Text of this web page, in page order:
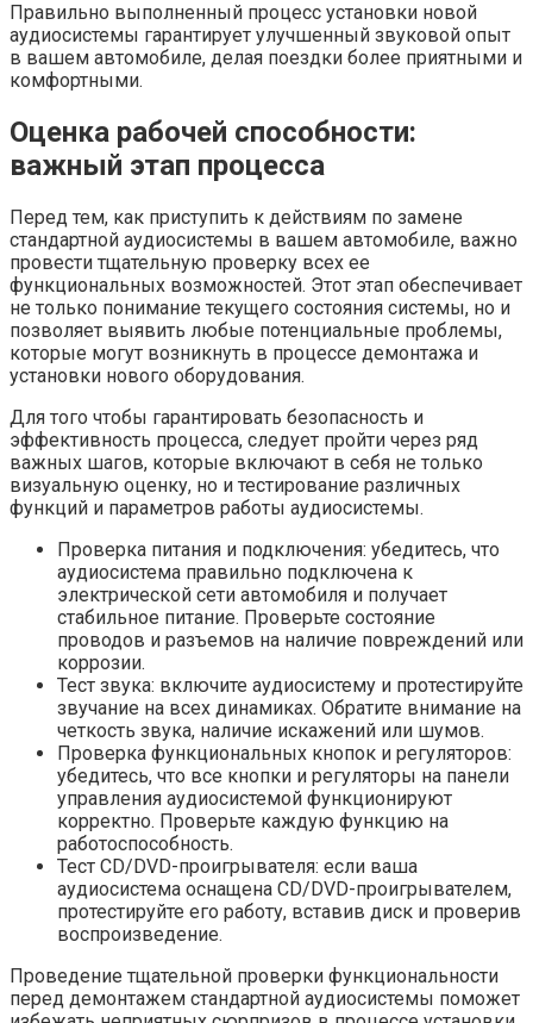
Правильно выполненный процесс установки новой
аудиосистемы гарантирует улучшенный звуковой опыт
в вашем автомобиле, делая поездки более приятными и
комфортными.
Оценка рабочей способности:
важный этап процесса
Перед тем, как приступить к действиям по замене
стандартной аудиосистемы в вашем автомобиле, важно
провести тщательную проверку всех ее
функциональных возможностей. Этот этап обеспечивает
не только понимание текущего состояния системы, но и
позволяет выявить любые потенциальные проблемы,
которые могут возникнуть в процессе демонтажа и
установки нового оборудования.
Для того чтобы гарантировать безопасность и
эффективность процесса, следует пройти через ряд
важных шагов, которые включают в себя не только
визуальную оценку, но и тестирование различных
функций и параметров работы аудиосистемы.
Проверка питания и подключения: убедитесь, что
аудиосистема правильно подключена к
электрической сети автомобиля и получает
стабильное питание. Проверьте состояние
проводов и разъемов на наличие повреждений или
коррозии.
Тест звука: включите аудиосистему и протестируйте
звучание на всех динамиках. Обратите внимание на
четкость звука, наличие искажений или шумов.
Проверка функциональных кнопок и регуляторов:
убедитесь, что все кнопки и регуляторы на панели
управления аудиосистемой функционируют
корректно. Проверьте каждую функцию на
работоспособность.
Тест CD/DVD-проигрывателя: если ваша
аудиосистема оснащена CD/DVD-проигрывателем,
протестируйте его работу, вставив диск и проверив
воспроизведение.
Проведение тщательной проверки функциональности
перед демонтажем стандартной аудиосистемы поможет